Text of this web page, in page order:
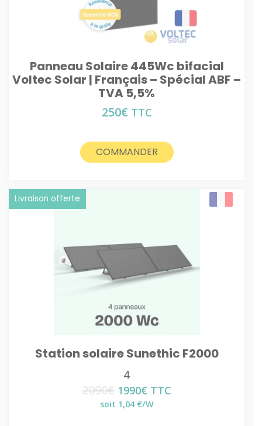
Panneau Solaire 445Wc bifacial
Voltec Solar | Français – Spécial ABF –
TVA 5,5%
250€ TTC
COMMANDER
Station solaire Sunethic F2000
Livraison offerte
4
2090€ Le
prix
1990€ Le
prix
TTC
soit 1,04 €/W